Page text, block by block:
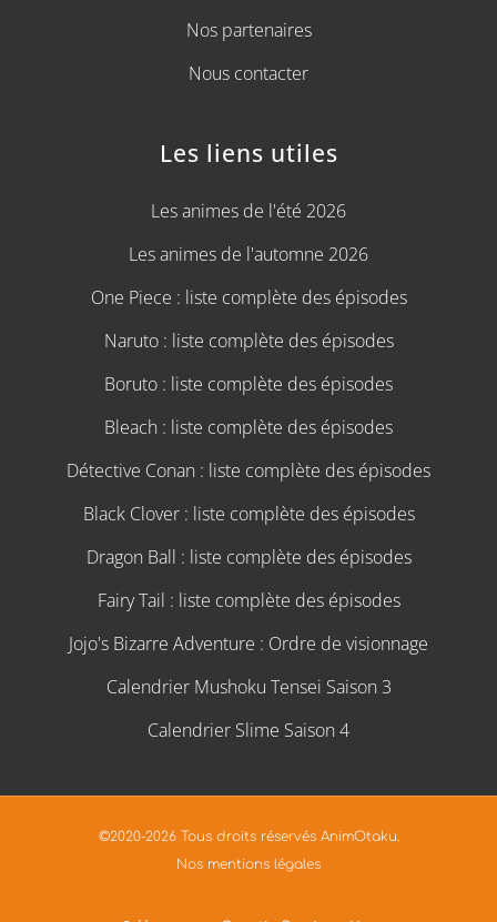
Nos partenaires
Nous contacter
Les liens utiles
Les animes de l'été 2026
Les animes de l'automne 2026
One Piece : liste complète des épisodes
Naruto : liste complète des épisodes
Boruto : liste complète des épisodes
Bleach : liste complète des épisodes
Détective Conan : liste complète des épisodes
Black Clover : liste complète des épisodes
Dragon Ball : liste complète des épisodes
Fairy Tail : liste complète des épisodes
Jojo's Bizarre Adventure : Ordre de visionnage
Calendrier Mushoku Tensei Saison 3
Calendrier Slime Saison 4
©2020-2026 Tous droits réservés AnimOtaku.
Nos mentions légales